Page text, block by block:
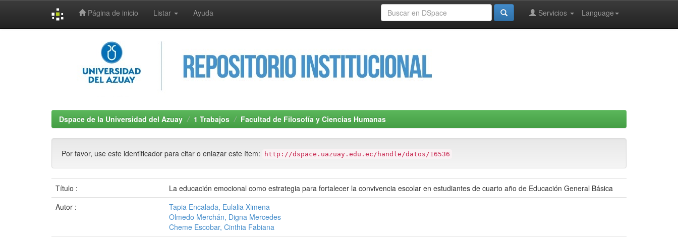
Página de inicio Listar Ayuda Language
Servicios
Dspace de la Universidad del Azuay 1 Trabajos Facultad de Filosofía y Ciencias Humanas
Por favor, use este identificador para citar o enlazar este ítem: http://dspace.uazuay.edu.ec/handle/datos/16536
Título :
La educación emocional como estrategia para fortalecer la convivencia escolar en estudiantes de cuarto año de Educación General Básica
Autor :
Tapia Encalada, Eulalia Ximena
Olmedo Merchán, Digna Mercedes
Cheme Escobar, Cinthia Fabiana